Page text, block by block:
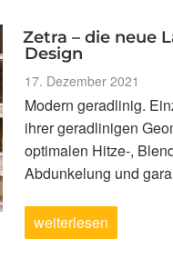
App“
Zetra – die neue
Design
Veröffentlicht
am
17. Dezember 2021
Modern geradlinig.
ihrer geradlinigen
optimalen Hitze-,
Abdunkelung und
„Zetra
–
weiterlesen